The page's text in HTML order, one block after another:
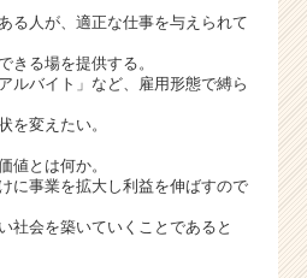
る人が、適正な仕事を与えられて
きる場を提供する。
ルバイト」など、雇用形態で縛ら
を変えたい。
値とは何か。
に事業を拡大し利益を伸ばすので
社会を築いていくことであると